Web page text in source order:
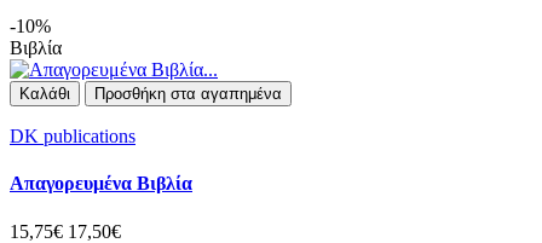
-10%
Βιβλία
Καλάθι Προσθήκη στα αγαπημένα
DK publications
Απαγορευμένα Βιβλία
15,75€ 17,50€